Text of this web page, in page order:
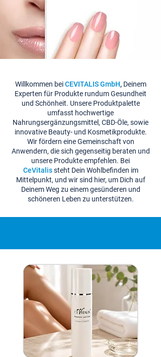
Willkommen beiCEVITALIS GmbH,Deinem
Experten für Produkte rundum Gesundheit
und Schönheit. Unsere Produktpalette
umfasst hochwertige
Nahrungsergänzungsmittel, CBD-Öle, sowie
innovative Beauty- und Kosmetikprodukte.
Wir fördern eine Gemeinschaft von
Anwendern, die sich gegenseitig beraten und
unsere Produkte empfehlen. Bei
CeVitalissteht Dein Wohlbefinden im
Mittelpunkt, und wir sind hier, um Dich auf
Deinem Weg zu einem gesünderen und
schöneren Leben zu unterstützen.